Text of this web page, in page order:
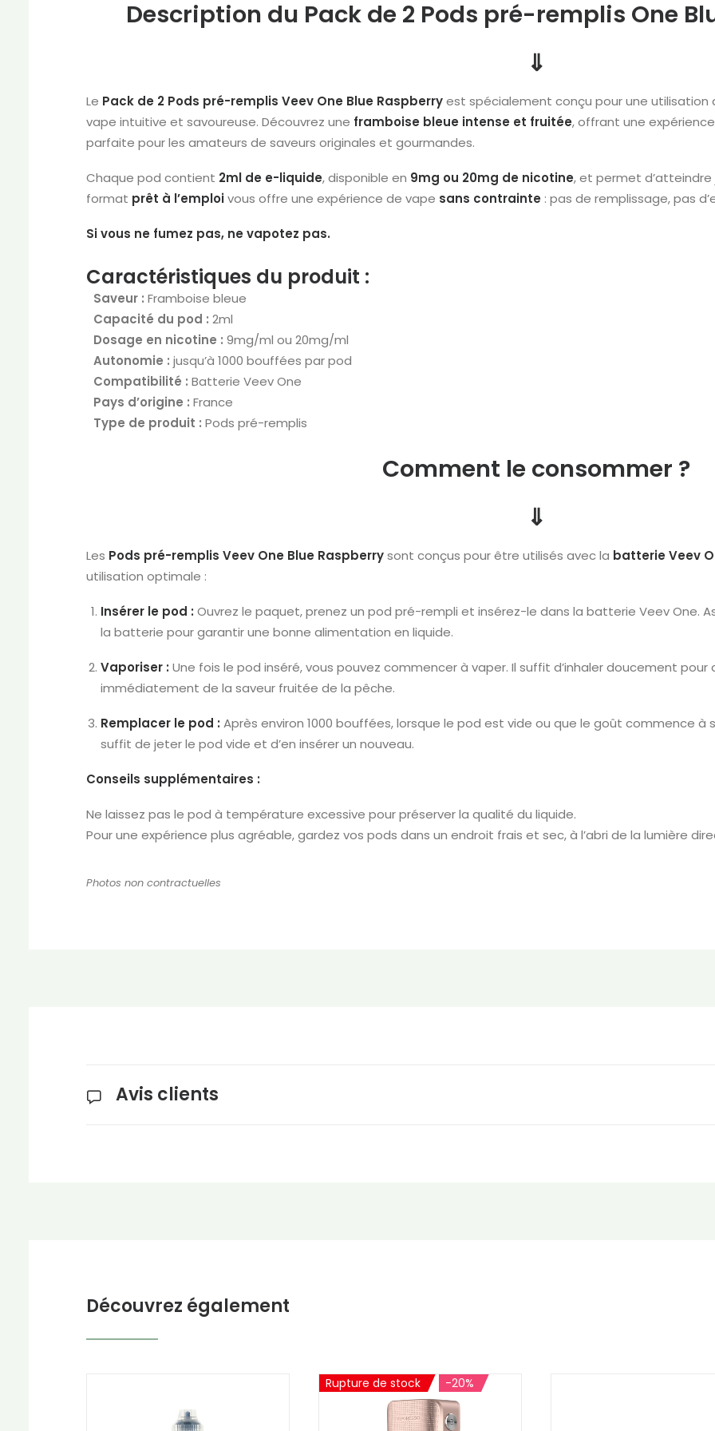
Description du Pack de 2 Pods pré-remplis One
⇓
Le Pack de 2 Pods pré-remplis Veev One Blue Raspberryest spécialement conçu pour une utilisation
vape intuitive et savoureuse. Découvrez une framboise bleue intense et fruitée, offrant une
parfaite pour les amateurs de saveurs originales et gourmandes.
Chaque pod contient 2ml de e-liquide, disponible en 9mg ou 20mg de nicotine, et permet d’atteindre
format prêt à l’emploivous offre une expérience de vape sans contrainte : pas de remplissage, pas
Si vous ne fumez pas, ne vapotez pas.
Caractéristiques du produit :
Saveur : Framboise bleue
Capacité du pod : 2ml
Dosage en nicotine : 9mg/ml ou 20mg/ml
Autonomie : jusqu’à 1000 bouffées par pod
Compatibilité : Batterie Veev One
Pays d’origine : France
Type de produit : Pods pré-remplis
Comment le consommer ?
⇓
Les Pods pré-remplis Veev One Blue Raspberrysont conçus pour être utilisés avec la batterie Veev
utilisation optimale :
Insérer le pod : Ouvrez le paquet, prenez un pod pré-rempli et insérez-le dans la batterie Veev One.
la batterie pour garantir une bonne alimentation en liquide.
Vaporiser : Une fois le pod inséré, vous pouvez commencer à vaper. Il suffit d’inhaler doucement
immédiatement de la saveur fruitée de la pêche.
Remplacer le pod : Après environ 1000 bouffées, lorsque le pod est vide ou que le goût commence à
suffit de jeter le pod vide et d’en insérer un nouveau.
Conseils supplémentaires :
Ne laissez pas le pod à température excessive pour préserver la qualité du liquide.
Pour une expérience plus agréable, gardez vos pods dans un endroit frais et sec, à l’abri de la lumière
Photos non contractuelles
Avis clients
Découvrez également
Rupture de stock -20%